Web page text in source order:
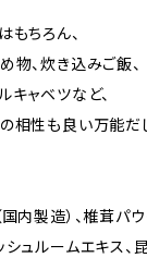
もちろん、
物、炊き込みご飯、
キャベツなど、
相性も良い万能だし
国内製造）、椎茸パ
シュルームエキス、